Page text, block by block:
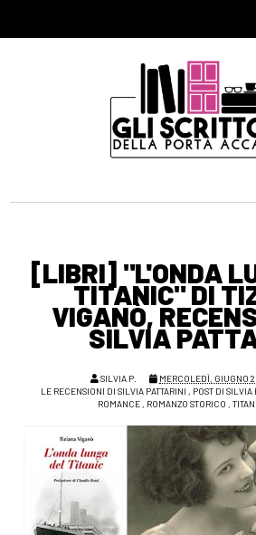
[LIBRI] "L'ONDA
TITANIC" DI
VIGANÒ,
SILVIA
SILVIA P.
MERCOLEDÌ, GIUGNO
LE RECENSIONI DI SILVIA PATTARINI , POST DI SILVIA
ROMANCE , ROMANZO STORICO ,